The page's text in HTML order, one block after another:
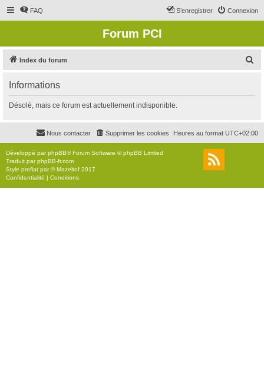
FAQ Connexion
S’enregistrer
Forum PCI
Index du forum
r
c
r
Informations
Désolé, mais ce forum est actuellement indisponible.
Heures au format UTC+02:00
Supprimer les cookies
Nous contacter
Développé parphpBB® Forum Software © phpBB Limited
Traduit parphpBB-fr.com
Style proflat par ©Mazeltof 2017
Confidentialité | Conditions